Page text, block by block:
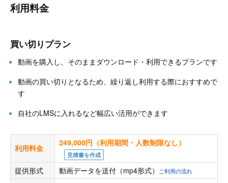
利用料金
買い切りプラン
動画を購入し、そのままダウンロード・利用できるプランです
動画の買い切りとなるため、繰り返し利用する際におすすめで
す
自社のLMSに入れるなど幅広い活用ができます
利用料金
249,000円（利用期間・人数制限なし）
見積書を作成
提供形式 動画データを送付（mp4形式） ご利用の流れ